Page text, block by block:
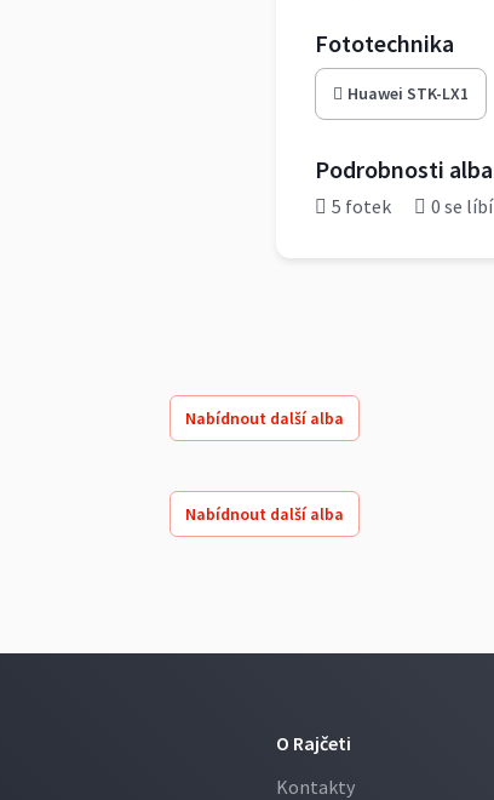
Fototechnika
Huawei STK-LX1
Podrobnosti alba
5 fotek 0 se líbí
Nabídnout další alba
Nabídnout další alba
O Rajčeti
Kontakty